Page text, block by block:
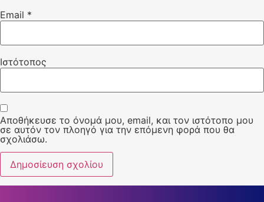
Email *
Ιστότοπος
Αποθήκευσε το όνομά μου, email, και τον ιστότοπο μου
σε αυτόν τον πλοηγό για την επόμενη φορά που θα
σχολιάσω.